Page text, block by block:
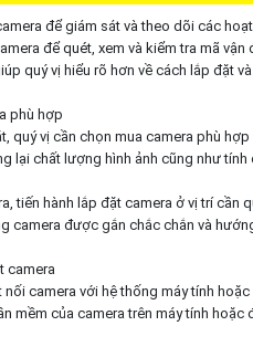
để giám sát và theo dõi các
để quét, xem và kiểm tra mã
quý vị hiểu rõ hơn về cách lắp đặt
phù hợp
quý vị cần chọn mua camera phù
lại chất lượng hình ảnh cũng như tính
tiến hành lắp đặt camera ở vị trí
camera được gắn chắc chắn và
camera
camera với hệ thống máy tính
mềm của camera trên máy tính